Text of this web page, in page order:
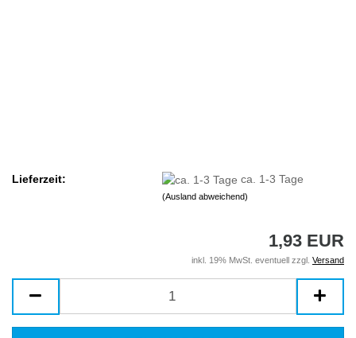
Lieferzeit: ca. 1-3 Tage
(Ausland abweichend)
1,93 EUR
inkl. 19% MwSt. eventuell zzgl. Versand